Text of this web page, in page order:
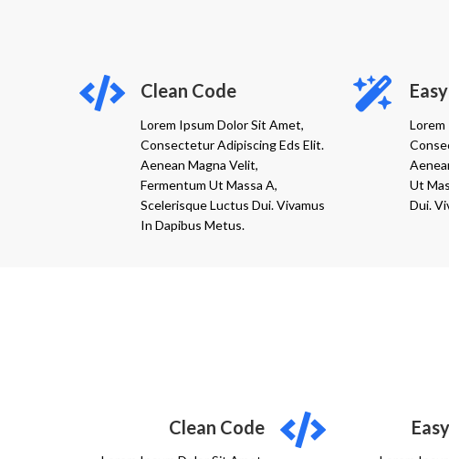
Clean Code
Lorem Ipsum Dolor Sit Amet,
Consectetur Adipiscing Eds Elit.
Aenean Magna Velit,
Fermentum Ut Massa A,
Scelerisque Luctus Dui. Vivamus
In Dapibus Metus.
Lorem
Ut
Dui.
Clean Code